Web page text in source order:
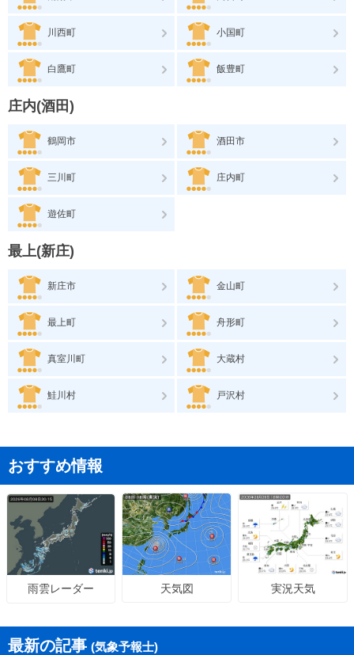
川西町 小国町
白鷹町 飯豊町
庄内(酒田)
鶴岡市 酒田市
三川町 庄内町
遊佐町
最上(新庄)
新庄市 金山町
最上町 舟形町
真室川町 大蔵村
鮭川村 戸沢村
おすすめ情報
雨雲レーダー 天気図 実況天気
最新の記事 (気象予報士)